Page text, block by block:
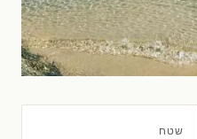
שטח